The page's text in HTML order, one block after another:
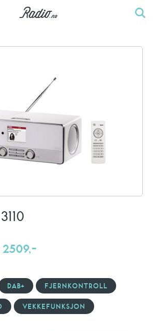
2509,-
DAB+ FJERNKONTROLL
VEKKEFUNKSJON